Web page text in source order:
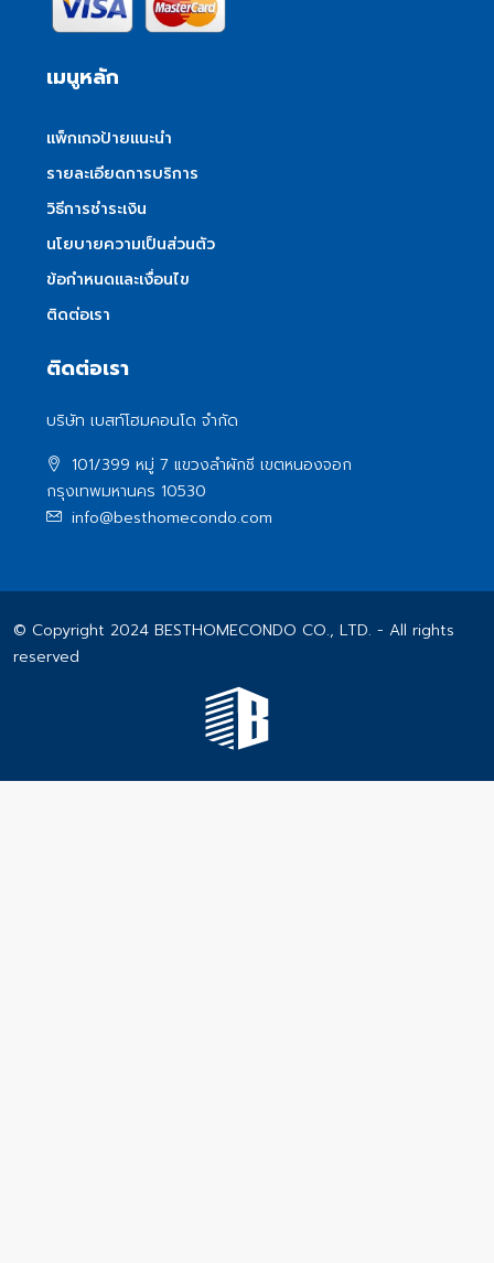
เมนูหลัก
แพ็กเกจป้ายแนะนำ
รายละเอียดการบริการ
วิธีการชำระเงิน
นโยบายความเป็นส่วนตัว
ข้อกำหนดและเงื่อนไข
ติดต่อเรา
ติดต่อเรา
บริษัท เบสท์โฮมคอนโด จำกัด
101/399 หมู่ 7 แขวงลําผักชี เขตหนองจอก
กรุงเทพมหานคร 10530
info@besthomecondo.com
© Copyright 2024 BESTHOMECONDO CO., LTD. - All rights
reserved